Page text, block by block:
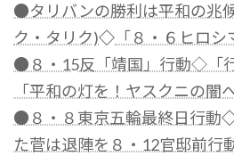
新
時
:
●タリバンの勝利は平和の兆
ク・タリク)◇ 「８・６ヒロシ
●８・15反「靖国」行動◇「行
「平和の灯を！ヤスクニの闇へ
●８・８東京五輪最終日行動
た菅は退陣を８・12官邸前行